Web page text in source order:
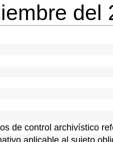
del
de control archivístico
aplicable al sujeto